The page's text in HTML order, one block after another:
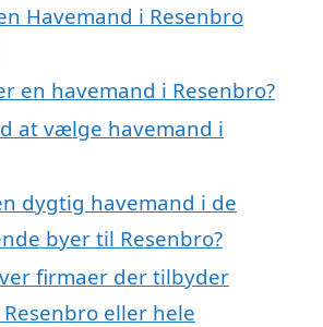
Havemand i Resenbro
en havemand i Resenbro?
at vælge havemand i
dygtig havemand i de
byer til Resenbro?
firmaer der tilbyder
eller hele